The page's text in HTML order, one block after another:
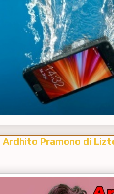
Ardhito Pramono di